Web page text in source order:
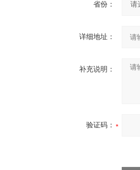
省份：
详细地址：
补充说明：
验证码：